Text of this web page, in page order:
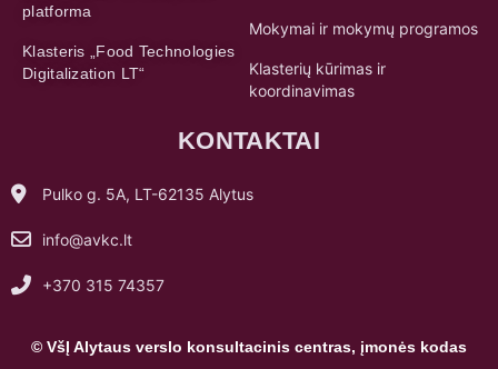
platforma
Klasteris „Food Technologies
Digitalization LT“
Mokymai ir mokymų programos
Klasterių kūrimas ir
koordinavimas
KONTAKTAI
Pulko g. 5A, LT-62135 Alytus
info@avkc.lt
+370 315 74357
© VšĮ Alytaus verslo konsultacinis centras, įmonės kodas